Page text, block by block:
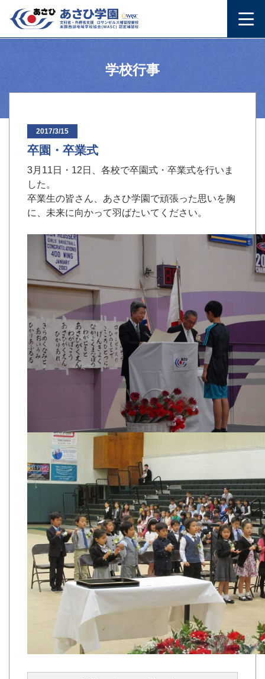
学校行事
2017/3/15
卒園・卒業式
3月11日・12日、各校で卒園式・卒業式を行いま
した。
卒業生の皆さん、あさひ学園で頑張った思いを胸
に、未来に向かって羽ばたいてください。